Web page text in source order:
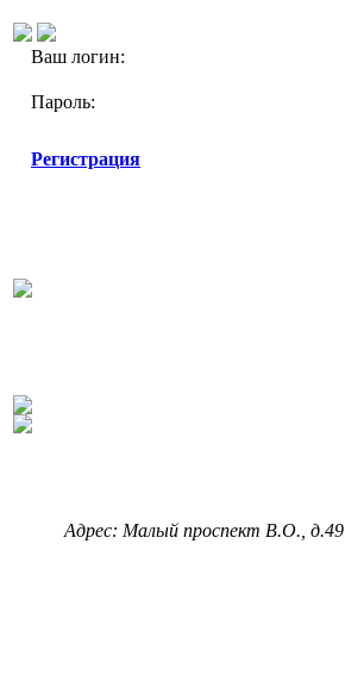
Ваш логин:
Пароль:
Регистрация
Адрес: Малый проспект В.О., д.49